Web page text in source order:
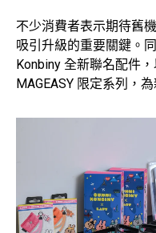
不少消費者表示期待舊
吸引升級的重要關鍵。
Konbiny 全新聯名配件
MAGEASY 限定系列，